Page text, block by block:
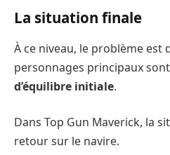
La situation finale
À ce niveau, le problème est
personnages principaux sont
d’équilibre initiale.
Dans Top Gun Maverick, la
retour sur le navire.